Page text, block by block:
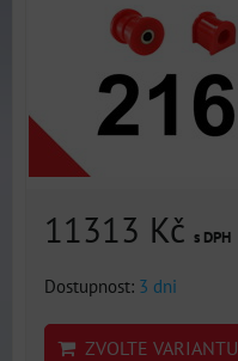
11313 Kč s DPH
Dostupnost: 3 dni
ZVOLTE VARIANTU